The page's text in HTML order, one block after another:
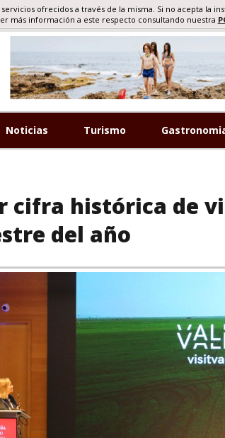
Noticias Turismo
cifra histórica de
del año
ofrecidos a través de la misma. Si no acepta la
más información a este respecto consultando nuestra